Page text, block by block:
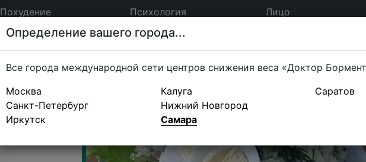
Похудение Психология Лицо
Определение вашего города...
Все города международной сети центров снижения веса «Доктор
Москва
Санкт-Петербург
Иркутск
Калуга
Нижний Новгород
Самара
Саратов